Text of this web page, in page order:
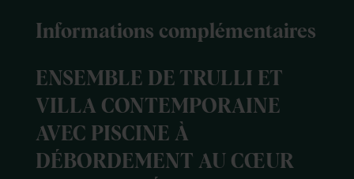
Informations complémentaires
ENSEMBLE DE TRULLI ET
VILLA CONTEMPORAINE
AVEC PISCINE À
DÉBORDEMENT AU CŒUR